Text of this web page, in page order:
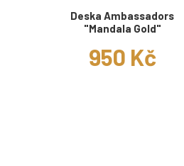
Deska Ambassadors
"Mandala Gold"
950 Kč